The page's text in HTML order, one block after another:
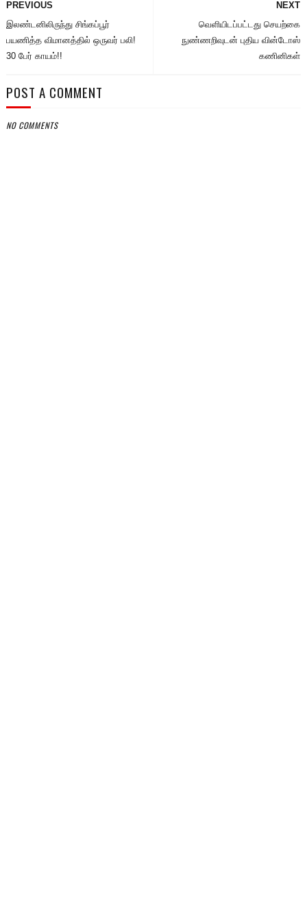
NEXT
வெளியிடப்பட்டது செயற்கை
நுண்ணறிவுடன் புதிய வின்டோஸ்
கணினிகள்
PREVIOUS
இலண்டனிலிருந்து சிங்கப்பூர்
பயணித்த விமானத்தில் ஒருவர் பலி!
30 பேர் காயம்!!
POST A COMMENT
NO COMMENTS